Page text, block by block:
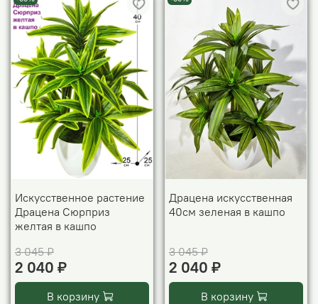
Искусственное растение
Драцена Сюрприз
желтая в кашпо
3 045 ₽
2 040 ₽
В корзину
Драцена искусственная
40см зеленая в кашпо
3 045 ₽
2 040 ₽
В корзину